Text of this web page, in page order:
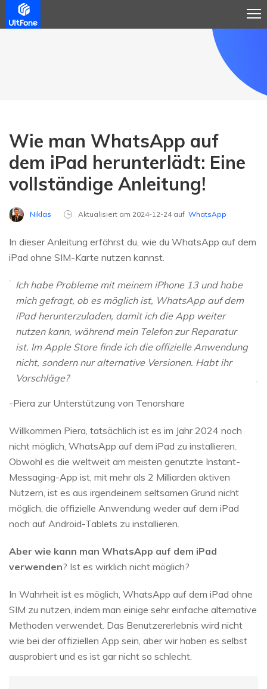
Wie man WhatsApp auf
dem iPad herunterlädt: Eine
vollständige Anleitung!
Niklas Aktualisiert am 2024-12-24 auf WhatsApp
In dieser Anleitung erfährst du, wie du WhatsApp auf dem
iPad ohne SIM-Karte nutzen kannst.
Ich habe Probleme mit meinem iPhone 13 und habe
mich gefragt, ob es möglich ist, WhatsApp auf dem
iPad herunterzuladen, damit ich die App weiter
nutzen kann, während mein Telefon zur Reparatur
ist. Im Apple Store finde ich die offizielle Anwendung
nicht, sondern nur alternative Versionen. Habt ihr
Vorschläge?
-Piera zur Unterstützung von Tenorshare
Willkommen Piera, tatsächlich ist es im Jahr 2024 noch
nicht möglich, WhatsApp auf dem iPad zu installieren.
Obwohl es die weltweit am meisten genutzte Instant-
Messaging-App ist, mit mehr als 2 Milliarden aktiven
Nutzern, ist es aus irgendeinem seltsamen Grund nicht
möglich, die offizielle Anwendung weder auf dem iPad
noch auf Android-Tablets zu installieren.
Aber wie kann man WhatsApp auf dem iPad
verwenden? Ist es wirklich nicht möglich?
In Wahrheit ist es möglich, WhatsApp auf dem iPad ohne
SIM zu nutzen, indem man einige sehr einfache alternative
Methoden verwendet. Das Benutzererlebnis wird nicht
wie bei der offiziellen App sein, aber wir haben es selbst
ausprobiert und es ist gar nicht so schlecht.